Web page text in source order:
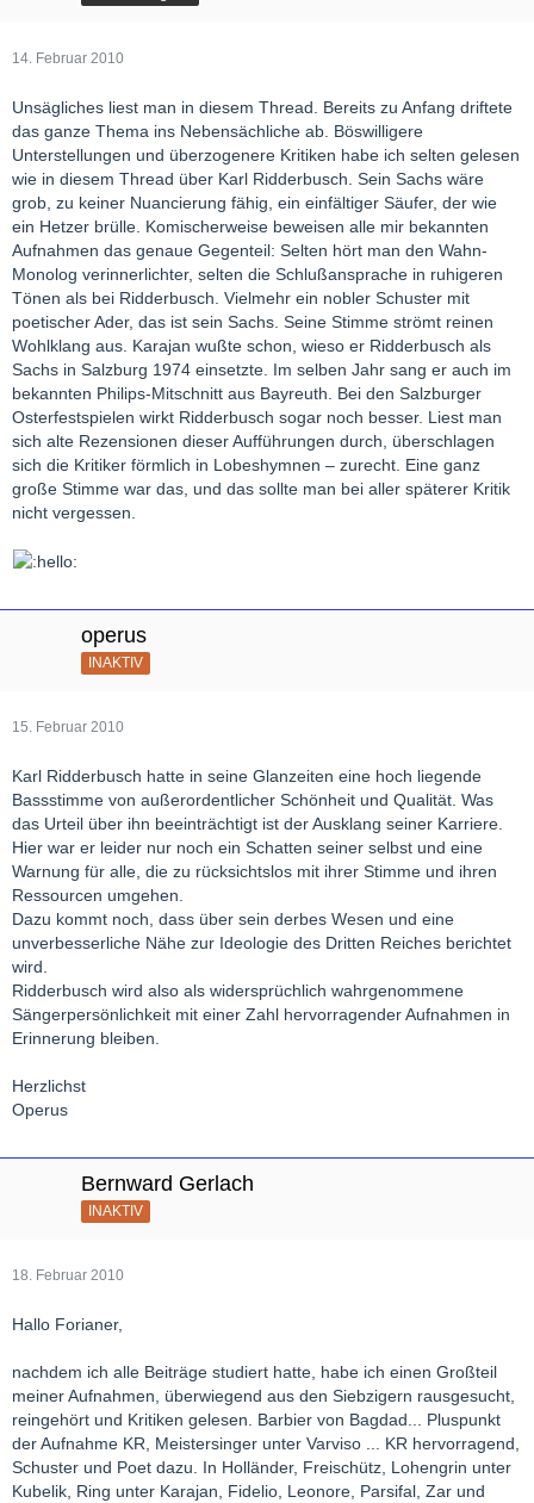
14. Februar 2010
Unsägliches liest man in diesem Thread. Bereits zu Anfang driftete
das ganze Thema ins Nebensächliche ab. Böswilligere
Unterstellungen und überzogenere Kritiken habe ich selten gelesen
wie in diesem Thread über Karl Ridderbusch. Sein Sachs wäre
grob, zu keiner Nuancierung fähig, ein einfältiger Säufer, der wie
ein Hetzer brülle. Komischerweise beweisen alle mir bekannten
Aufnahmen das genaue Gegenteil: Selten hört man den Wahn-
Monolog verinnerlichter, selten die Schlußansprache in ruhigeren
Tönen als bei Ridderbusch. Vielmehr ein nobler Schuster mit
poetischer Ader, das ist sein Sachs. Seine Stimme strömt reinen
Wohlklang aus. Karajan wußte schon, wieso er Ridderbusch als
Sachs in Salzburg 1974 einsetzte. Im selben Jahr sang er auch im
bekannten Philips-Mitschnitt aus Bayreuth. Bei den Salzburger
Osterfestspielen wirkt Ridderbusch sogar noch besser. Liest man
sich alte Rezensionen dieser Aufführungen durch, überschlagen
sich die Kritiker förmlich in Lobeshymnen – zurecht. Eine ganz
große Stimme war das, und das sollte man bei aller späterer Kritik
nicht vergessen.
operus
INAKTIV
15. Februar 2010
Karl Ridderbusch hatte in seine Glanzeiten eine hoch liegende
Bassstimme von außerordentlicher Schönheit und Qualität. Was
das Urteil über ihn beeinträchtigt ist der Ausklang seiner Karriere.
Hier war er leider nur noch ein Schatten seiner selbst und eine
Warnung für alle, die zu rücksichtslos mit ihrer Stimme und ihren
Ressourcen umgehen.
Dazu kommt noch, dass über sein derbes Wesen und eine
unverbesserliche Nähe zur Ideologie des Dritten Reiches berichtet
wird.
Ridderbusch wird also als widersprüchlich wahrgenommene
Sängerpersönlichkeit mit einer Zahl hervorragender Aufnahmen in
Erinnerung bleiben.
Herzlichst
Operus
Bernward Gerlach
INAKTIV
18. Februar 2010
Hallo Forianer,
nachdem ich alle Beiträge studiert hatte, habe ich einen Großteil
meiner Aufnahmen, überwiegend aus den Siebzigern rausgesucht,
reingehört und Kritiken gelesen. Barbier von Bagdad... Pluspunkt
der Aufnahme KR, Meistersinger unter Varviso ... KR hervorragend,
Schuster und Poet dazu. In Holländer, Freischütz, Lohengrin unter
Kubelik, Ring unter Karajan, Fidelio, Leonore, Parsifal, Zar und